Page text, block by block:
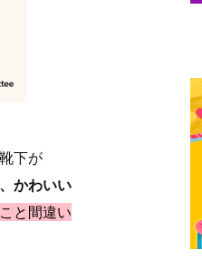
下が
かわいい
と間違い